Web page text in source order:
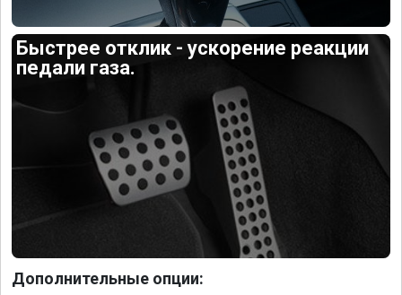
Быстрее отклик - ускорение реакции
педали газа.
Дополнительные опции: